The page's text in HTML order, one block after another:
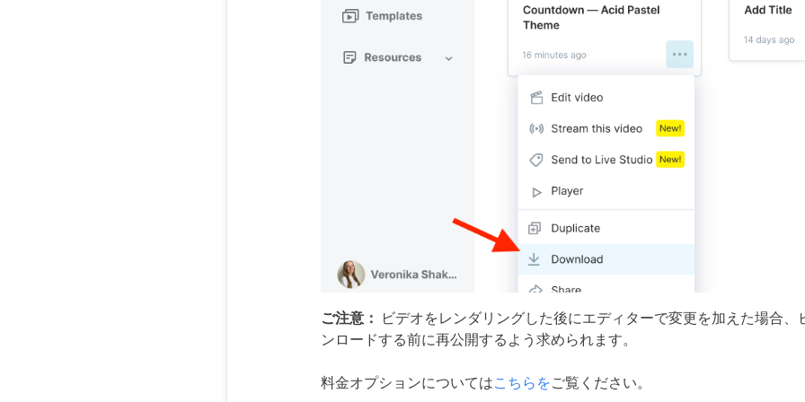
ご注意： ビデオをレンダリングした後にエディターで変更を加えた場合、
ンロードする前に再公開するよう求められます。
料金オプションについてはこちらをご覧ください。